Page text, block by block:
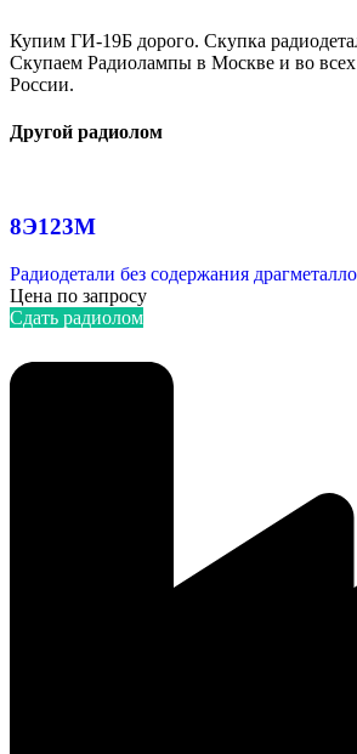
Купим ГИ-19Б дорого. Скупка
Скупаем Радиолампы в Москве и во всех
России.
Другой радиолом
8Э123М
Радиодетали без содержания
Цена по запросу
Сдать радиолом